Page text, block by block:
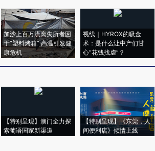
加沙上百万流离失所者困
于“塑料烤箱” 高温引发健
康危机
视线｜HYROX的吸金
术：是什么让中产们甘
心“花钱找虐”？
【特别呈现】澳门全力探
索葡语国家新渠道
【特别呈现】《东莞，人
间便利店》倾情上线